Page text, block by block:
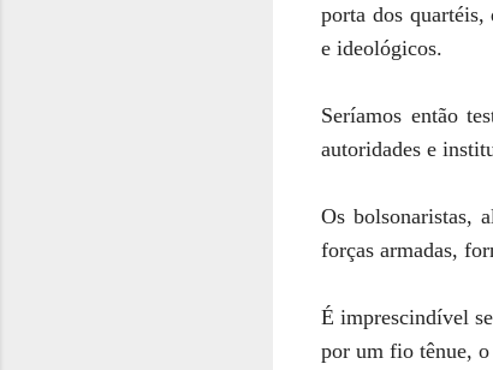
porta dos quartéis,
e ideológicos.
Seríamos então
autoridades e
Os bolsonaristas,
forças armadas,
É imprescindível
por um fio tênue, o